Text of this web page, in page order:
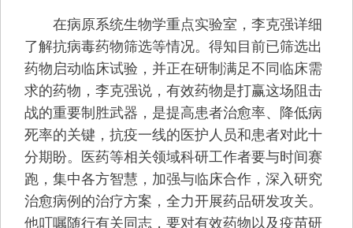
在病原系统生物学重点实验室，李克强详细
了解抗病毒药物筛选等情况。得知目前已筛选出
药物启动临床试验，并正在研制满足不同临床需
求的药物，李克强说，有效药物是打赢这场阻击
战的重要制胜武器，是提高患者治愈率、降低病
死率的关键，抗疫一线的医护人员和患者对此十
分期盼。医药等相关领域科研工作者要与时间赛
跑，集中各方智慧，加强与临床合作，深入研究
治愈病例的治疗方案，全力开展药品研发攻关。
他叮嘱随行有关同志，要对有效药物以及疫苗研